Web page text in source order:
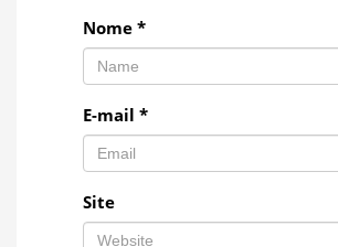
Nome *
E-mail *
Site